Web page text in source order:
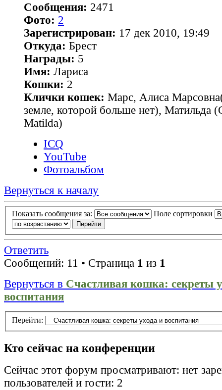
Сообщения: 2471
Фото: 2
Зарегистрирован: 17 дек 2010, 19:49
Откуда: Брест
Награды: 5
Имя: Лариса
Кошки: 2
Клички кошек: Марс, Алиса
земле, которой больше нет), Матильда
Matilda)
ICQ
YouTube
Фотоальбом
Вернуться к началу
Показать сообщения за: Поле сортировки
Ответить
Сообщений: 11 • Страница 1 из 1
Вернуться в Счастливая кошка: секреты
воспитания
Перейти:
Кто сейчас на конференции
Сейчас этот форум просматривают: нет
пользователей и гости: 2